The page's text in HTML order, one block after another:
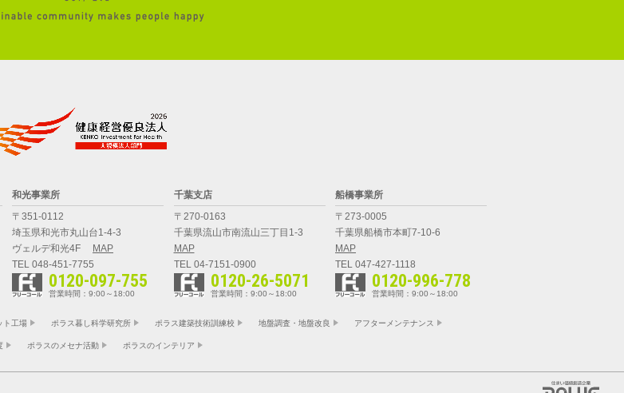
和光事業所
〒351-0112
埼玉県和光市丸山台1-4-3
ヴェルデ和光4F
MAP
TEL 048-451-7755
0120-097-755
営業時間：9:00～18:00
千葉支店
〒270-0163
千葉県流山市南流山三丁目1-3
MAP
TEL 04-7151-0900
0120-26-5071
営業時間：9:00～18:00
船橋事業所
〒273-0005
千葉県船橋市本町7-10-6
MAP
TEL 047-427-1118
0120-996-778
営業時間：9:00～18:00
ト工場 ポラス暮し科学研究所 ポラス建築技術訓練校 地盤調査・地盤改良 アフターメンテナンス
ポラスのメセナ活動 ポラスのインテリア